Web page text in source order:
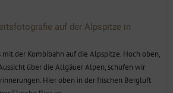
der Kombibahn auf die Alpspitze. Hoch oben,
über die Allgäuer Alpen, schufen wir
Hier oben in der frischen Bergluft
Flasche Bier an.